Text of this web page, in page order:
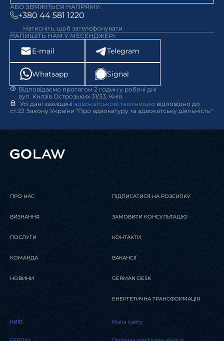
АБО ЗВ'ЯЖІТЬСЯ НАПРЯМУ:
+380 44 581 1220
Натисніть, щоб зателефонувати
НАПИШІТЬ НАМ У МЕСЕНДЖЕРІ:
E-mail Telegram
Whatsapp Signal
Відповідаємо протягом 2 годин у робочі дні
вул. Князів Острозьких 31/33, Київ
Усі дані захищені адвокатською таємницею відповідно до
ст.22 Закону України "Про адвокатуру та адвокатську діяльність"
ПРО НАС
ВИЗНАННЯ
ПОСЛУГИ
КОМАНДА
НОВИНИ
ПІДПИСАТИСЯ НА РОЗСИЛКУ
ЗАМОВИТИ КОНСУЛЬТАЦІЮ
КОНТАКТИ
ВАКАНСІЇ
GERMAN DESK
ЕНЕРГЕТИЧНА ТРАНСФОРМАЦІЯ
KИЇВ Мапа сайту